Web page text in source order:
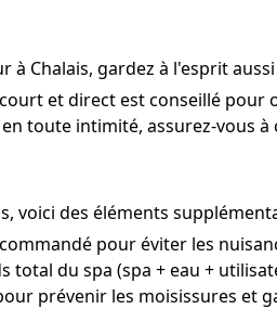
Chalais, gardez à l'esprit
et direct est conseillé
toute intimité, assurez-vous
voici des éléments
pour éviter les
du spa (spa + eau +
prévenir les moisissures et